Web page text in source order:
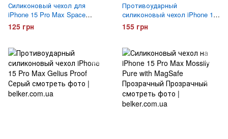
Силиконовый чехол для
iPhone 15 Pro Max Space
Прозрачный
125 грн
Противоударный
силиконовый чехол iPhone 15
Pro Max Gelius Proof
Прозрачный
155 грн